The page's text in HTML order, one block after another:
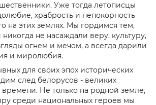
Уже тогда летописцы
храбрость и непокорность
на этих землях. Мы гордимся тем,
не насаждали веру, культуру,
огнем и мечом, а всегда дарили
и миролюбия.
для своих эпох исторических
след белорусов - великих
времени. Не только на родной земле,
среди национальных героев мы